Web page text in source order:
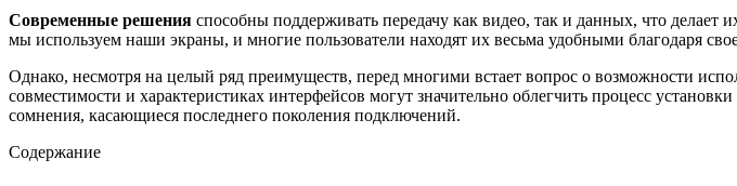
Современные решения способны поддерживать передачу как видео, так и данных, что
мы используем наши экраны, и многие пользователи находят их весьма удобными благодаря
Однако, несмотря на целый ряд преимуществ, перед многими встает вопрос о возможности
совместимости и характеристиках интерфейсов могут значительно облегчить процесс
сомнения, касающиеся последнего поколения подключений.
Содержание